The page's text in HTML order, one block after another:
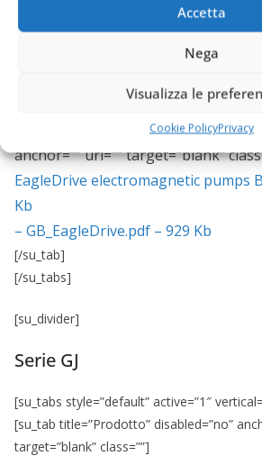
Accetta
Nega
Visualizza le
Cookie PolicyPrivacy
[/su_tab] [su_tab title=”Download”
anchor=”” url=”” target=”blank”
EagleDrive electromagnetic pumps
Kb
– GB_EagleDrive.pdf – 929 Kb
[/su_tab]
[/su_tabs]
[su_divider]
Serie GJ
[su_tabs style=”default” active=”1″
[su_tab title=”Prodotto” disabled=”no”
target=”blank” class=””]